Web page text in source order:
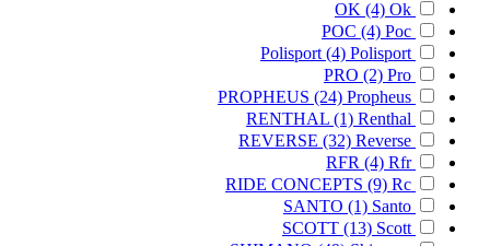
OK (4) Ok
POC (4) Poc
Polisport (4) Polisport
PRO (2) Pro
PROPHEUS (24) Propheus
RENTHAL (1) Renthal
REVERSE (32) Reverse
RFR (4) Rfr
RIDE CONCEPTS (9) Rc
SANTO (1) Santo
SCOTT (13) Scott